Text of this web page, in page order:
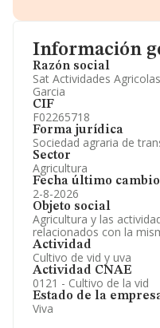
Información
Razón social
Sat Actividades
Garcia
CIF
F02265718
Forma jurídica
Sociedad agraria de
Sector
Agricultura
Fecha último cambio
2-8-2026
Objeto social
Agricultura y las
relacionados con la
Actividad
Cultivo de vid y uva
Actividad CNAE
0121 - Cultivo de la vid
Estado de la
Viva
Información oficial y